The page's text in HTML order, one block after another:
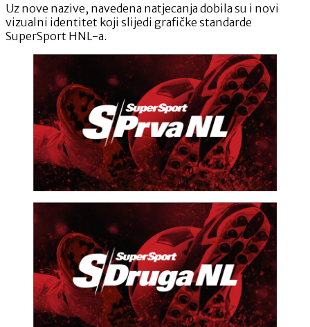
Uz nove nazive, navedena natjecanja dobila su i novi
vizualni identitet koji slijedi grafičke standarde
SuperSport HNL-a.